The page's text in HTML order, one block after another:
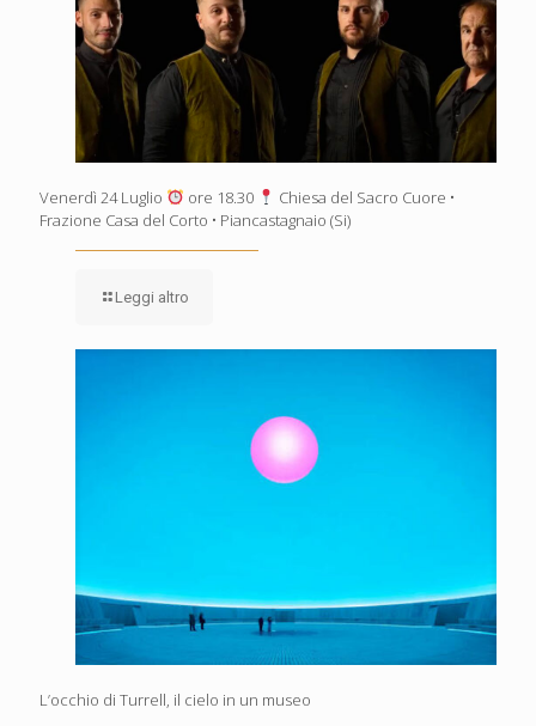
Venerdì 24 Luglio ore 18.30
Chiesa del Sacro Cuore •
Frazione Casa del Corto • Piancastagnaio (Si)
Leggi altro
L’occhio di Turrell, il cielo in un museo